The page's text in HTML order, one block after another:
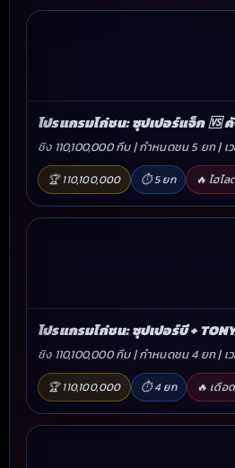
โปรแกรมไก่ชน: ซุปเปอร์แจ็ก 🆚
ชิง 110,100,000 กีบ | กำหนดชน 5 ยก | เ
🏆 110,100,000 ⏱ 5 ยก 🔥 ไฮไ
โปรแกรมไก่ชน: ซุปเปอร์บี +
ชิง 110,100,000 กีบ | กำหนดชน 4 ยก | เ
🏆 110,100,000 ⏱ 4 ยก 🔥 เดื